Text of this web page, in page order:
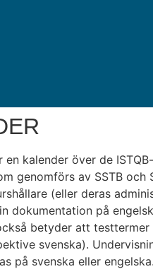
en kalender över de
genomförs av SSTB och
(eller deras
dokumentation på
betyder att testtermer
svenska).
på svenska eller